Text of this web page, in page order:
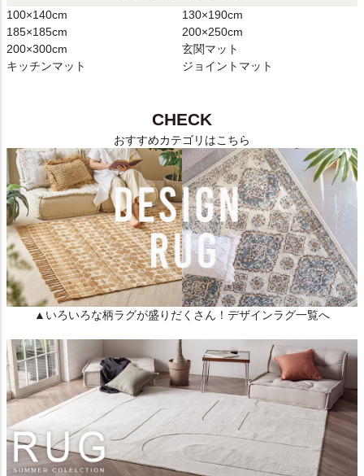
100×140cm
130×190cm
185×185cm
200×250cm
200×300cm
玄関マット
キッチンマット
ジョイントマット
CHECK
おすすめカテゴリはこちら
▲いろいろな柄ラグが盛りだくさん！デザインラグ一覧へ